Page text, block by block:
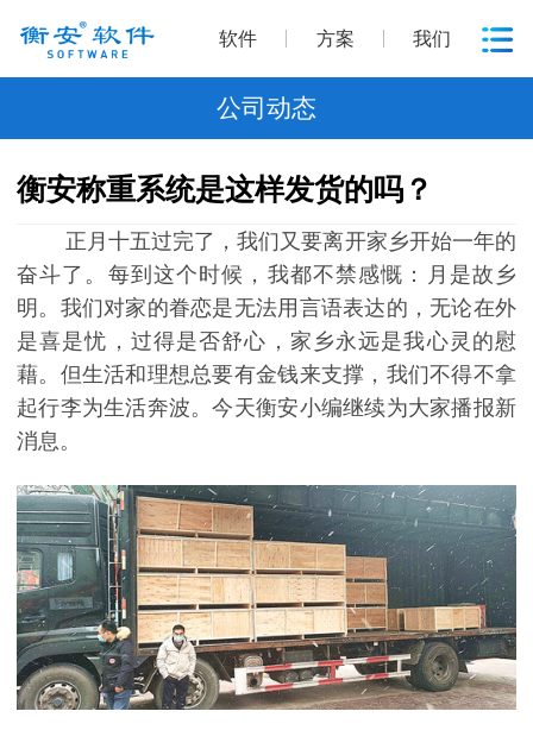
软件 方案 我们
公司动态
衡安称重系统是这样发货的吗？
正月十五过完了，我们又要离开家乡开始一年的
奋斗了。每到这个时候，我都不禁感慨：月是故乡
明。我们对家的眷恋是无法用言语表达的，无论在外
是喜是忧，过得是否舒心，家乡永远是我心灵的慰
藉。但生活和理想总要有金钱来支撑，我们不得不拿
起行李为生活奔波。今天衡安小编继续为大家播报新
消息。